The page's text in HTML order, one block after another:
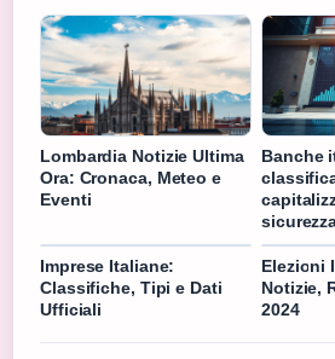
Lombardia Notizie Ultima
Ora: Cronaca, Meteo e
Eventi
Banche
Imprese Italiane:
Classifiche, Tipi e Dati
Ufficiali
Elezioni
Notizie,
2024